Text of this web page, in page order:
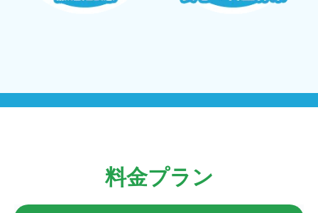
料金プラン